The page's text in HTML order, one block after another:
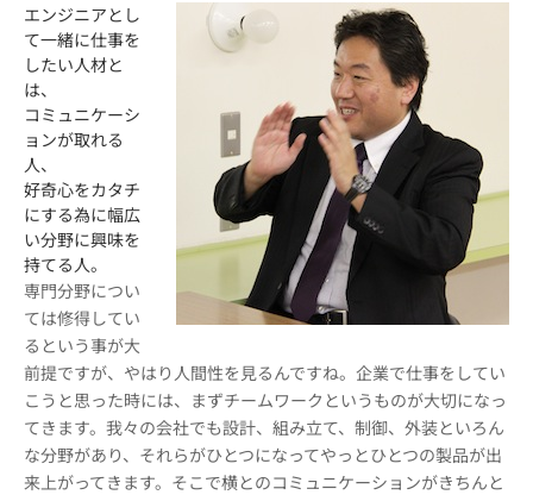
エンジニアとし
て一緒に仕事を
したい人材と
は、
コミュニケーシ
ョンが取れる
人、
好奇心をカタチ
にする為に幅広
い分野に興味を
持てる人。
専門分野につい
ては修得してい
るという事が大
前提ですが、やはり人間性を見るんですね。企業で仕事をしてい
こうと思った時には、まずチームワークというものが大切になっ
てきます。我々の会社でも設計、組み立て、制御、外装といろん
な分野があり、それらがひとつになってやっとひとつの製品が出
来上がってきます。そこで横とのコミュニケーションがきちんと